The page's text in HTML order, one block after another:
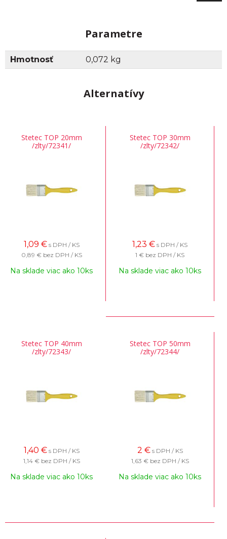
Parametre
Hmotnosť 0,072 kg
Alternatívy
Stetec TOP 20mm
/zlty/72341/
1,09 € s DPH / KS
0,89 € bez DPH / KS
Na sklade viac ako 10ks
Stetec TOP 30mm
/zlty/72342/
1,23 € s DPH / KS
1 € bez DPH / KS
Na sklade viac ako 10ks
Stetec TOP 40mm
/zlty/72343/
1,40 € s DPH / KS
1,14 € bez DPH / KS
Na sklade viac ako 10ks
Stetec TOP 50mm
/zlty/72344/
2 € s DPH / KS
1,63 € bez DPH / KS
Na sklade viac ako 10ks